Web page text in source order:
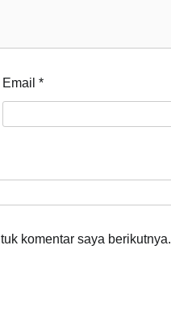
Email*
komentar saya berikutnya.